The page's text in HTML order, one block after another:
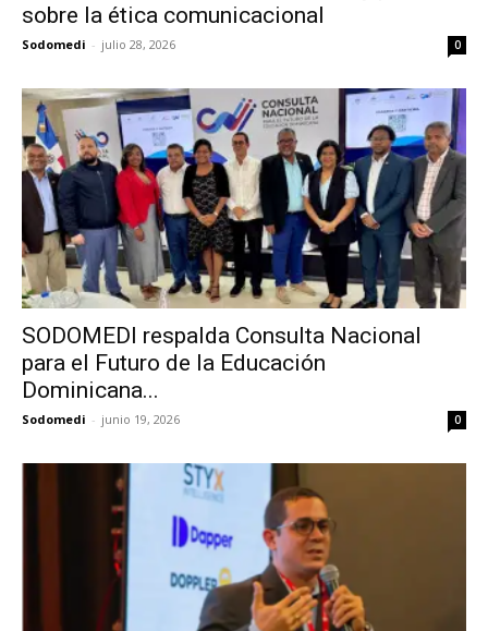
sobre la ética comunicacional
Sodomedi - julio 28, 2026 0
SODOMEDI respalda Consulta Nacional
para el Futuro de la Educación
Dominicana...
Sodomedi - junio 19, 2026 0